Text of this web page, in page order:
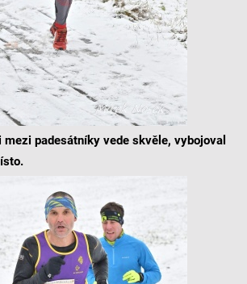
padesátníky vede skvěle, vybojoval